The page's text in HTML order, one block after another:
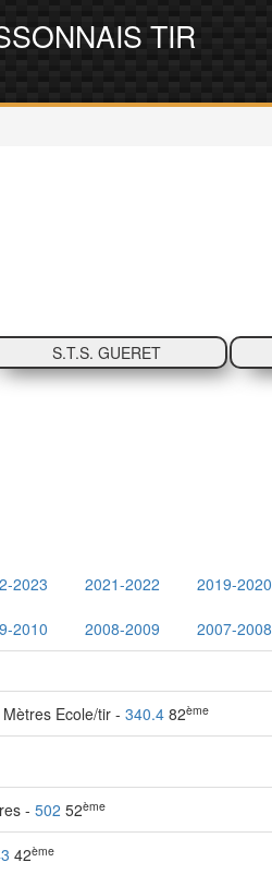
TIR
S.T.S. GUERET
2023 2021-2022 2019-2020
2010 2008-2009 2007-2008
Ecole/tir - 340.4 82ème
- 502 52ème
42ème